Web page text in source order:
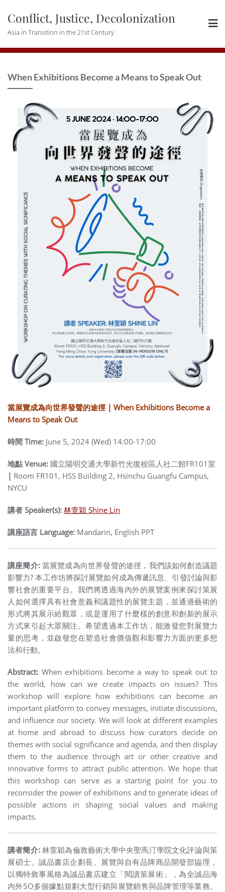
content
Conflict, Justice, Decolonization
Asia in Transition in the 21st Century
When Exhibitions Become a Means to Speak Out
當展覽成為向世界發聲的途徑 | When Exhibitions Become a
Means to Speak Out
時間 Time: June 5, 2024 (Wed) 14:00-17:00
地點 Venue: 國立陽明交通大學新竹光復校區人社二館FR101室
| Room FR101, HSS Building 2, Hsinchu Guangfu Campus,
NYCU
講者 Speaker(s): 林萱穎 Shine Lin
講座語言 Language: Mandarin, English PPT
講座簡介: 當展覽成為向世界發聲的途徑，我們該如何創造議題
影響力?本工作坊將探討展覽如何成為傳遞訊息、引發討論與影
響社會的重要平台。我們將透過海內外的展覽案例來探討策展
人如何選擇具有社會意義和議題性的展覽主題，並通過藝術的
形式將其展示給觀眾，或是運用了什麼樣的創意和創新的展示
方式來引起大眾關注。希望透過本工作坊，能激發您對展覽力
量的思考，並啟發您在塑造社會價值觀和影響力方面的更多想
法和行動。
Abstract: When exhibitions become a way to speak out to
the world, how can we create impacts on issues? This
workshop will explore how exhibitions can become an
important platform to convey messages, initiate discussions,
and influence our society. We will look at different examples
at home and abroad to discuss how curators decide on
themes with social significance and agenda, and then display
them to the audience through art or other creative and
innovative forms to attract public attention. We hope that
this workshop can serve as a starting point for you to
reconsider the power of exhibitions and to generate ideas of
possible actions in shaping social values ​​and making
impacts.
講者簡介: 林萱穎為倫敦藝術大學中央聖馬汀學院文化評論與策
展碩士。誠品書店企劃長、展覽與自有品牌商品開發部協理，
以獨特敘事風格為誠品書店建立「閱讀策展術」，為全誠品海
內外5O多個據點規劃大型行銷與展覽銷售與品牌管理等業務。